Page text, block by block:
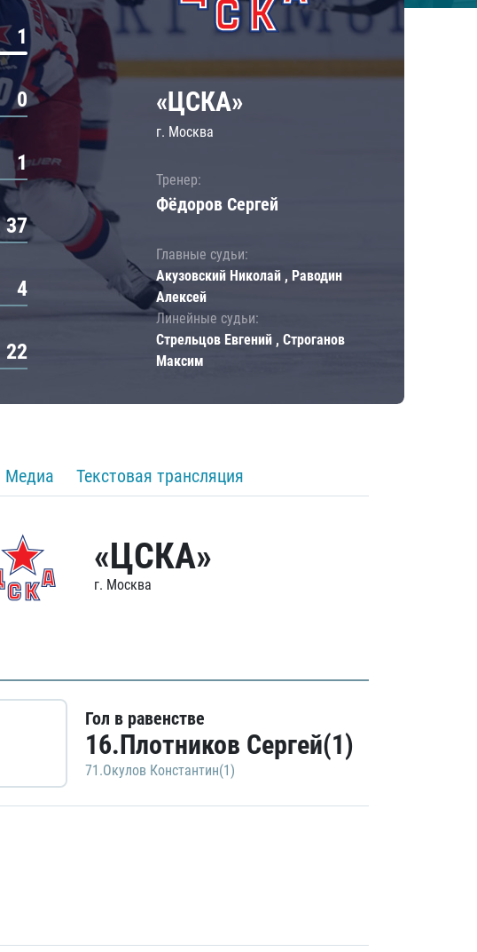
1
0
1
37
4
22
«ЦСКА»
г. Москва
Тренер:
Фёдоров Сергей
Главные судьи:
Акузовский Николай , Раводин
Алексей
Линейные судьи:
Стрельцов Евгений , Строганов
Максим
Медиа Текстовая трансляция
«ЦСКА»
г. Москва
Гол в равенстве
16.Плотников Сергей(1)
71.Окулов Константин(1)